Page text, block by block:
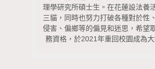
理學研究所碩士生。在花蓮設法養
三貓，同時也努力打破各種對於性
侵害、偏鄉等的偏見和迷思，希望
務資格，於2021年重回校園成為大